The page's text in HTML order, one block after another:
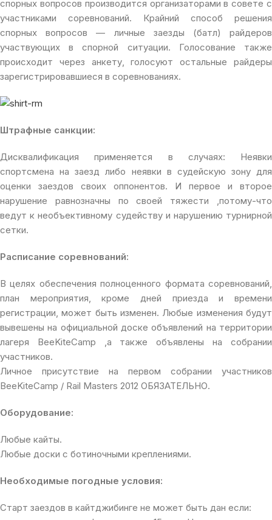
спорных вопросов производится организаторами в совете с
участниками соревнований. Крайний способ решения
спорных вопросов — личные заезды (батл) райдеров
участвующих в спорной ситуации. Голосование также
происходит через анкету, голосуют остальные райдеры
зарегистрировавшиеся в соревнованиях.
Штрафные санкции:
Дисквалификация применяется в случаях: Неявки
спортсмена на заезд либо неявки в судейскую зону для
оценки заездов своих оппонентов. И первое и второе
нарушение равнозначны по своей тяжести ,потому-что
ведут к необъективному судейству и нарушению турнирной
сетки.
Расписание соревнований:
В целях обеспечения полноценного формата соревнований,
план мероприятия, кроме дней приезда и времени
регистрации, может быть изменен. Любые изменения будут
вывешены на официальной доске объявлений на территории
лагеря BeeKiteCamp ,а также объявлены на собрании
участников.
Личное присутствие на первом собрании участников
BeeKiteCamp / Rail Masters 2012 ОБЯЗАТЕЛЬНО.
Оборудование:
Любые кайты.
Любые доски с ботиночными креплениями.
Необходимые погодные условия:
Старт заездов в кайтджибинге не может быть дан если: